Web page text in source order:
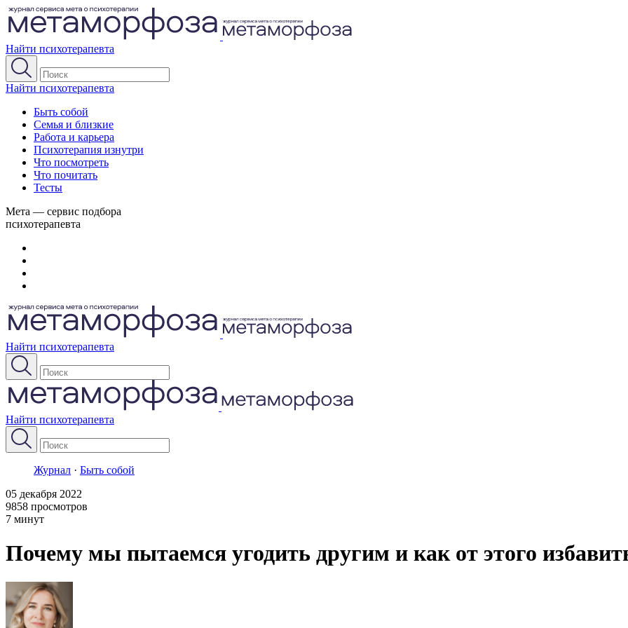
Найти психотерапевта
Найти психотерапевта
Быть собой
Семья и близкие
Работа и карьера
Психотерапия изнутри
Что посмотреть
Что почитать
Тесты
Мета — сервис подбора
психотерапевта
Найти психотерапевта
Найти психотерапевта
Журнал · Быть собой
05 декабря 2022
9858 просмотров
7 минут
Почему мы пытаемся угодить другим и как от этого